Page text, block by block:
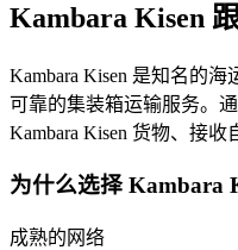
Kambara Kisen
Kambara Kisen 是知名的
可靠的集装箱运输服务。
Kambara Kisen 货物、接收
为什么选择 Kambara
成熟的网络